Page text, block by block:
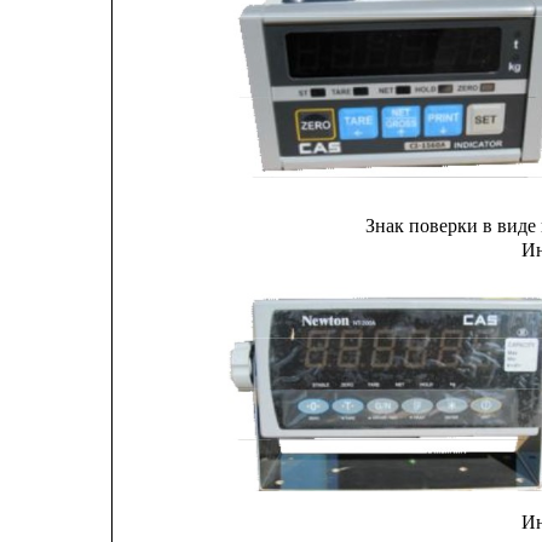
Знак поверки в